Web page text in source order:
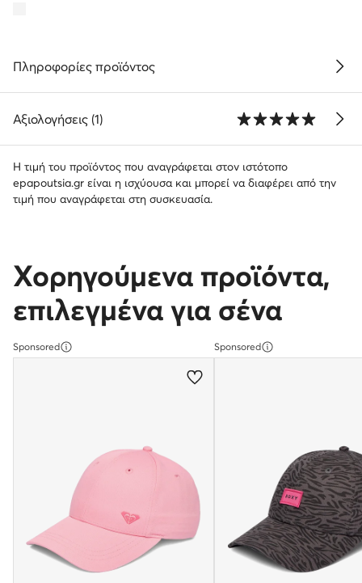
Πληροφορίες προϊόντος
Αξιολογήσεις (1)
Η τιμή του προϊόντος που αναγράφεται στον ιστότοπο
epapoutsia.gr είναι η ισχύουσα και μπορεί να διαφέρει από την
τιμή που αναγράφεται στη συσκευασία.
Χορηγούμενα προϊόντα,
επιλεγμένα για σένα
Sponsored Sponsored